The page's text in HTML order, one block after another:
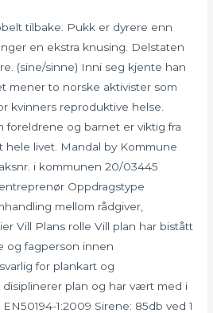
tilbake. Pukk er dyrere enn
en ekstra knusing. Delstaten
(sine/sinne) Inni seg kjente han
mener to norske aktivister som
kvinners reproduktive helse.
foreldrene og barnet er viktig fra
hele livet. Mandal by Kommune
i kommunen 20/03445
Oppdragstype
mellom rådgiver,
Vill Plans rolle Vill plan har bistått
og fagperson innen
for plankart og
disiplinerer plan og har vært med i
1:2009 Sirene: 85db ved 1